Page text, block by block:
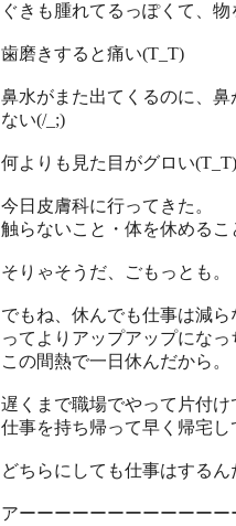
ぐきも腫れてるっぽくて、
歯磨きすると痛い(T_T)
鼻水がまた出てくるのに、
ない(/_;)
何よりも見た目がグロい(T_T)
今日皮膚科に行ってきた。
触らないこと・体を休めるこ
そりゃそうだ、ごもっとも。
でもね、休んでも仕事は減
ってよりアップアップにな
この間熱で一日休んだから。
遅くまで職場でやって片付
仕事を持ち帰って早く帰宅
どちらにしても仕事はするん
アーーーーーーーーーーー